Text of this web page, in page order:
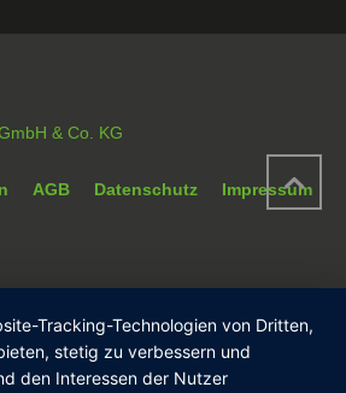
& Co. KG
AGB Datenschutz Impressum
Tracking-Technologien von Dritten,
stetig zu verbessern und
den Interessen der Nutzer